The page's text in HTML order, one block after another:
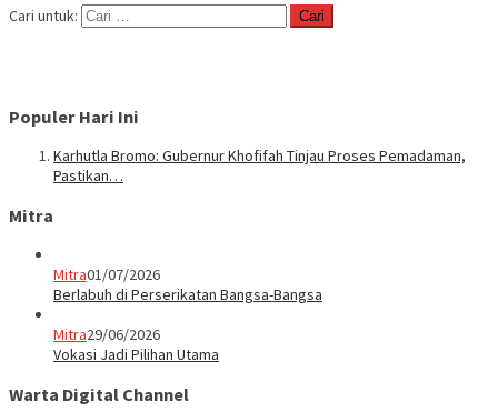
Cari untuk:
Populer Hari Ini
Karhutla Bromo: Gubernur Khofifah Tinjau Proses Pemadaman,
Pastikan…
Mitra
Mitra01/07/2026
Berlabuh di Perserikatan Bangsa-Bangsa
Mitra29/06/2026
Vokasi Jadi Pilihan Utama
Warta Digital Channel